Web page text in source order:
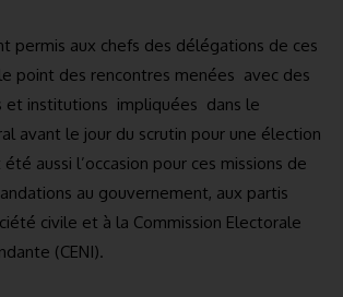
permis aux chefs des délégations de ces
point des rencontres menées avec des
et institutions impliquées dans le
avant le jour du scrutin pour une élection
aussi l’occasion pour ces missions de
au gouvernement, aux partis
civile et à la Commission Electorale
(CENI).